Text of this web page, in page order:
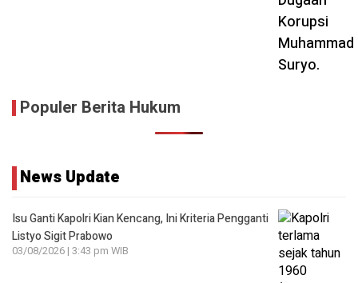
Populer Berita Hukum
News Update
Isu Ganti Kapolri Kian Kencang, Ini Kriteria Pengganti
Listyo Sigit Prabowo
03/08/2026 | 3:43 pm WIB